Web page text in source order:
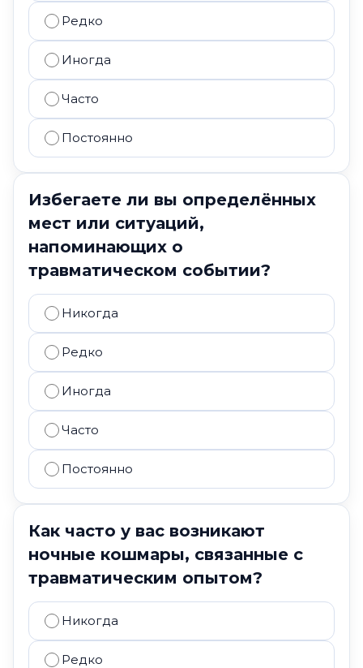
Редко
Иногда
Часто
Постоянно
Избегаете ли вы определённых
мест или ситуаций,
напоминающих о
травматическом событии?
Никогда
Редко
Иногда
Часто
Постоянно
Как часто у вас возникают
ночные кошмары, связанные с
травматическим опытом?
Никогда
Редко